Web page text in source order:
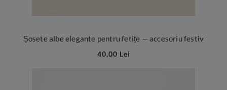
Șosete albe elegante pentru fetițe — accesoriu festiv
40,00 Lei